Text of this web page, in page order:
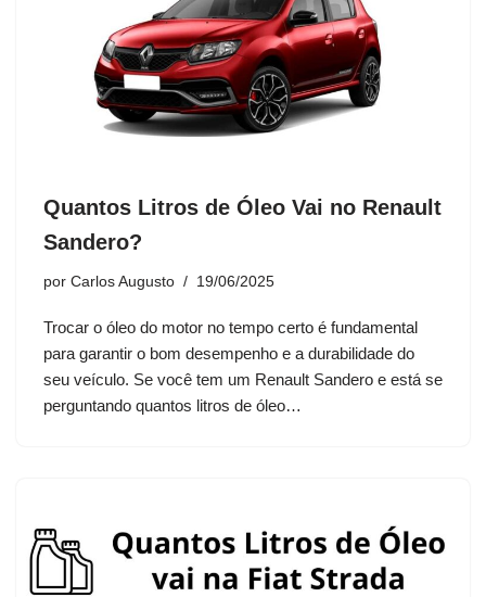
Quantos Litros de Óleo Vai no Renault
Sandero?
por Carlos Augusto 19/06/2025
Trocar o óleo do motor no tempo certo é fundamental
para garantir o bom desempenho e a durabilidade do
seu veículo. Se você tem um Renault Sandero e está se
perguntando quantos litros de óleo…